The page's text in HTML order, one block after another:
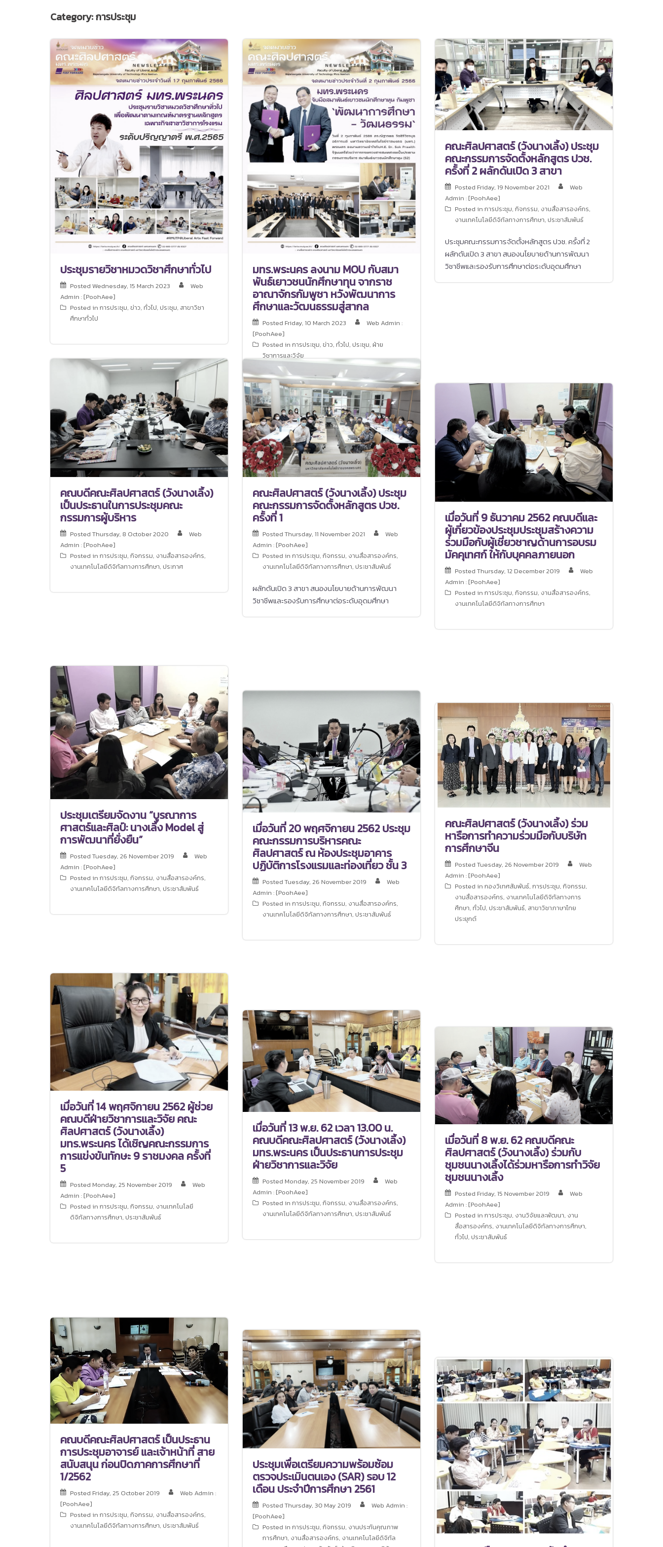
Category:การประชุม
ประชุมรายวิชาหมวดวิชาศึกษาทั่วไป
Posted Wednesday, 15 March 2023
Web
Admin : [PoohAee]
Posted in การประชุม, ข่าว, ทั่วไป, ประชุม, สาขาวิชา
ศึกษาทั่วไป
มทร.พระนคร ลงนาม MOU กับสมา
พันธ์เยาวชนนักศึกษาทุน จากราช
อาณาจักรกัมพูชา หวังพัฒนาการ
ศึกษาและวัฒนธรรมสู่สากล
Posted Friday, 10 March 2023
Web Admin :
[PoohAee]
Posted in การประชุม, ข่าว, ทั่วไป, ประชุม, ฝ่าย
วิชาการและวิจัย
คณะศิลปศาสตร์ (วังนางเลิ้ง) ประชุม
คณะกรรมการจัดตั้งหลักสูตร ปวช.
ครั้งที่ 2 ผลักดันเปิด 3 สาขา
Posted Friday, 19 November 2021
Web
Admin : [PoohAee]
Posted in การประชุม, กิจกรรม, งานสื่อสารองค์กร,
งานเทคโนโลยีดิจิทัลทางการศึกษา, ประชาสัมพันธ์
ประชุมคณะกรรมการจัดตั้งหลักสูตร ปวช. ครั้งที่ 2
ผลักดันเปิด 3 สาขา สนองนโยบายด้านการพัฒนา
วิชาชีพและรองรับการศึกษาต่อระดับอุดมศึกษา
คณะศิลปศาสตร์ (วังนางเลิ้ง) ประชุม
คณะกรรมการจัดตั้งหลักสูตร ปวช.
ครั้งที่ 1
Posted Thursday, 11 November 2021
Web
Admin : [PoohAee]
Posted in การประชุม, กิจกรรม, งานสื่อสารองค์กร,
งานเทคโนโลยีดิจิทัลทางการศึกษา, ประชาสัมพันธ์
ผลักดันเปิด 3 สาขา สนองนโยบายด้านการพัฒนา
วิชาชีพและรองรับการศึกษาต่อระดับอุดมศึกษา
คณบดีคณะศิลปศาสตร์ (วังนางเลิ้ง)
เป็นประธานในการประชุมคณะ
กรรมการผู้บริหาร
Posted Thursday, 8 October 2020
Web
Admin : [PoohAee]
Posted in การประชุม, กิจกรรม, งานสื่อสารองค์กร,
งานเทคโนโลยีดิจิทัลทางการศึกษา, ประกาศ
เมื่อวันที่ 9 ธันวาคม 2562 คณบดีและ
ผู้เกี่ยวข้องประชุมประชุมสร้างความ
ร่วมมือกับผู้เชี่ยวชาญด้านการอบรม
มัคคุเทศก์ ให้กับบุคคลภายนอก
Posted Thursday, 12 December 2019
Web
Admin : [PoohAee]
Posted in การประชุม, กิจกรรม, งานสื่อสารองค์กร,
งานเทคโนโลยีดิจิทัลทางการศึกษา
ประชุมเตรียมจัดงาน “บูรณาการ​
ศาสตร์​และ​ศิลป์​: นางเลิ้ง Model สู่
การพัฒนาที่ยั่งยืน”
Posted Tuesday, 26 November 2019
Web
Admin : [PoohAee]
Posted in การประชุม, กิจกรรม, งานสื่อสารองค์กร,
งานเทคโนโลยีดิจิทัลทางการศึกษา, ประชาสัมพันธ์
เมื่อวันที่ 20 พฤศจิกายน 2562 ประชุม
คณะกรรมการบริหารคณะ
ศิลปศาสตร์ ณ ห้องประชุมอาคาร
ปฏิบัติการโรงแรมและท่องเที่ยว ชั้น 3
Posted Tuesday, 26 November 2019
Web
Admin : [PoohAee]
Posted in การประชุม, กิจกรรม, งานสื่อสารองค์กร,
งานเทคโนโลยีดิจิทัลทางการศึกษา, ประชาสัมพันธ์
คณะศิลปศาสตร์ (วังนางเลิ้ง) ร่วม
หารือการทำความร่วมมือกับบริษัท
การศึกษาจีน
Posted Tuesday, 26 November 2019
Web
Admin : [PoohAee]
Posted in กองวิเทศสัมพันธ์, การประชุม, กิจกรรม,
งานสื่อสารองค์กร, งานเทคโนโลยีดิจิทัลทางการ
ศึกษา, ทั่วไป, ประชาสัมพันธ์, สาขาวิชาภาษาไทย
ประยุกต์
เมื่อวันที่ 14 พฤศจิกายน 2562 ผู้ช่วย
คณบดีฝ่ายวิชาการและวิจัย คณะ
ศิลปศาสตร์ (วังนางเลิ้ง)
มทร.พระนคร ได้เชิญคณะกรรมการ
การแข่งขันทักษะ 9 ราชมงคล ครั้งที่
5
Posted Monday, 25 November 2019
Web
Admin : [PoohAee]
Posted in การประชุม, กิจกรรม, งานเทคโนโลยี
ดิจิทัลทางการศึกษา, ประชาสัมพันธ์
เมื่อวันที่ 13 พ.ย. 62 เวลา 13.00 น.
คณบดีคณะศิลปศาสตร์ (วังนางเลิ้ง)
มทร.พระนคร เป็นประธานการประชุม
ฝ่ายวิชาการและวิจัย
Posted Monday, 25 November 2019
Web
Admin : [PoohAee]
Posted in การประชุม, กิจกรรม, งานสื่อสารองค์กร,
งานเทคโนโลยีดิจิทัลทางการศึกษา, ประชาสัมพันธ์
เมื่อวันที่ 8 พ.ย. 62 คณบดีคณะ
ศิลปศาสตร์ (วังนางเลิ้ง) ร่วมกับ
ชุมชนนางเลิ้งได้ร่วมหารือการทำวิจัย
ชุมชนนางเลิ้ง
Posted Friday, 15 November 2019
Web
Admin : [PoohAee]
Posted in การประชุม, งานวิจัยและพัฒนา, งาน
สื่อสารองค์กร, งานเทคโนโลยีดิจิทัลทางการศึกษา,
ทั่วไป, ประชาสัมพันธ์
คณบดีคณะศิลปศาสตร์ เป็นประธาน
การประชุมอาจารย์ และเจ้าหน้าที่ สาย
สนับสนุน ก่อนปิดภาคการศึกษาที่
1/2562
Posted Friday, 25 October 2019
Web Admin :
[PoohAee]
Posted in การประชุม, กิจกรรม, งานสื่อสารองค์กร,
งานเทคโนโลยีดิจิทัลทางการศึกษา, ประชาสัมพันธ์
ประชุมเพื่อเตรียมความพร้อมซ้อม
ตรวจประเมินตนเอง (SAR) รอบ 12
เดือน ประจำปีการศึกษา 2561
Posted Thursday, 30 May 2019
Web Admin :
[PoohAee]
Posted in การประชุม, กิจกรรม, งานประกันคุณภาพ
การศึกษา, งานสื่อสารองค์กร, งานเทคโนโลยีดิจิทัล